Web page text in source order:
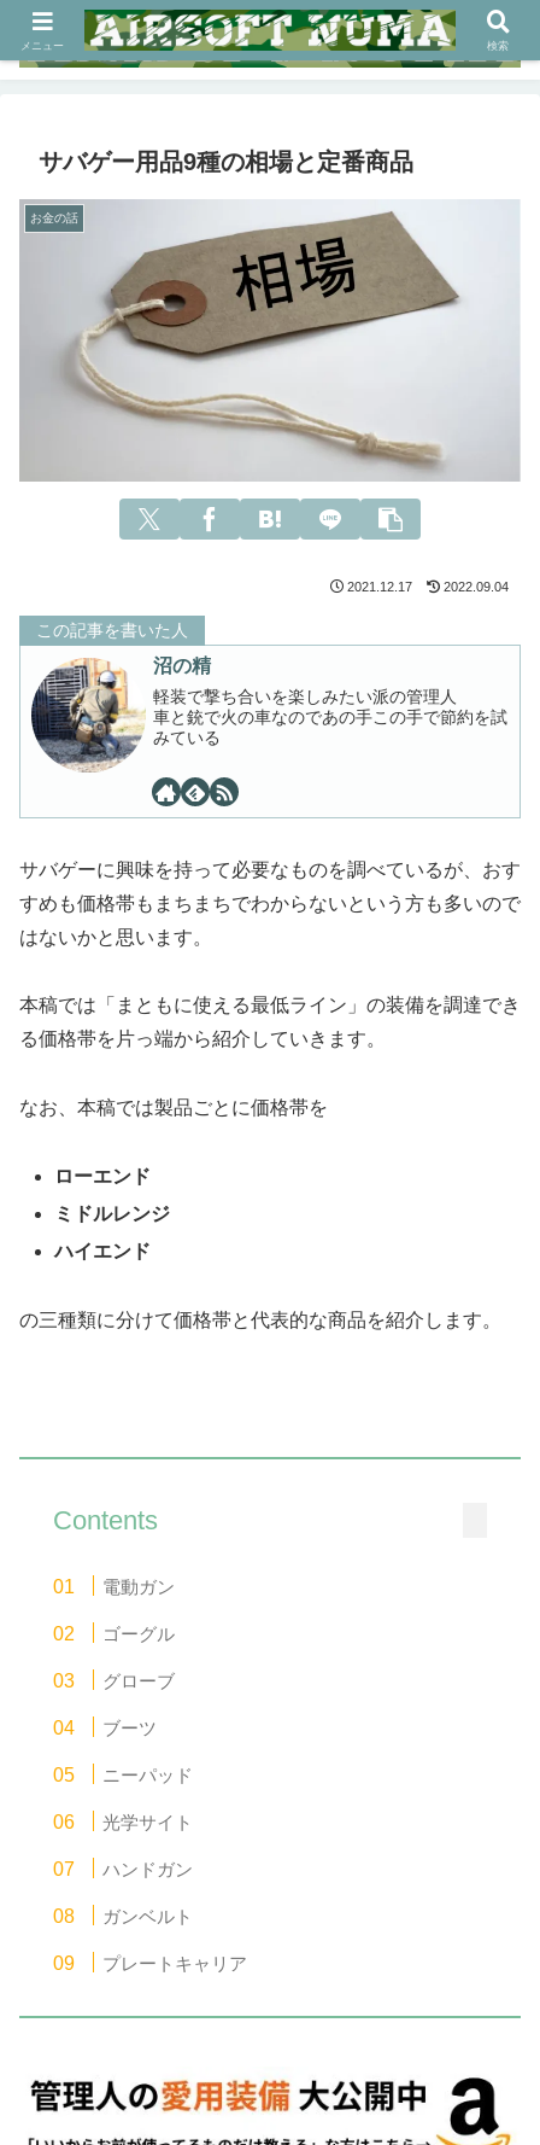
サバゲー用品9種の相場と定番商品
お金の話
2021.12.17 2022.09.04
この記事を書いた人
沼の精
軽装で撃ち合いを楽しみたい派の管理人
車と銃で火の車なのであの手この手で節約を試
みている
サバゲーに興味を持って必要なものを調べているが、おす
すめも価格帯もまちまちでわからないという方も多いので
はないかと思います。
本稿では「まともに使える最低ライン」の装備を調達でき
る価格帯を片っ端から紹介していきます。
なお、本稿では製品ごとに価格帯を
ローエンド
ミドルレンジ
ハイエンド
の三種類に分けて価格帯と代表的な商品を紹介します。
Contents
電動ガン
ゴーグル
グローブ
ブーツ
ニーパッド
光学サイト
ハンドガン
ガンベルト
プレートキャリア
メニュー 検索